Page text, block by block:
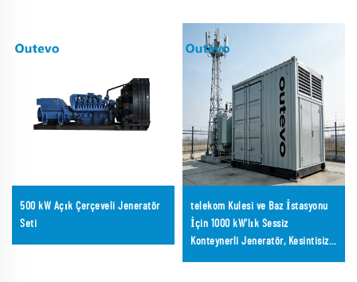
500 kW Açık Çerçeveli Jeneratör
Seti
telekom Kulesi ve Baz İstasyonu
İçin 1000 kW’lık Sessiz
Konteynerli Jeneratör, Kesintisiz